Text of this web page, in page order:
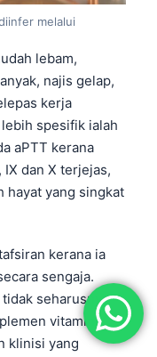
melalui
lebam,
najis gelap,
kerja
spesifik ialah
aPTT kerana
dan X terjejas,
hayat yang singkat
kerana ia
sengaja.
seharusnya
vitamin K
klinisi yang